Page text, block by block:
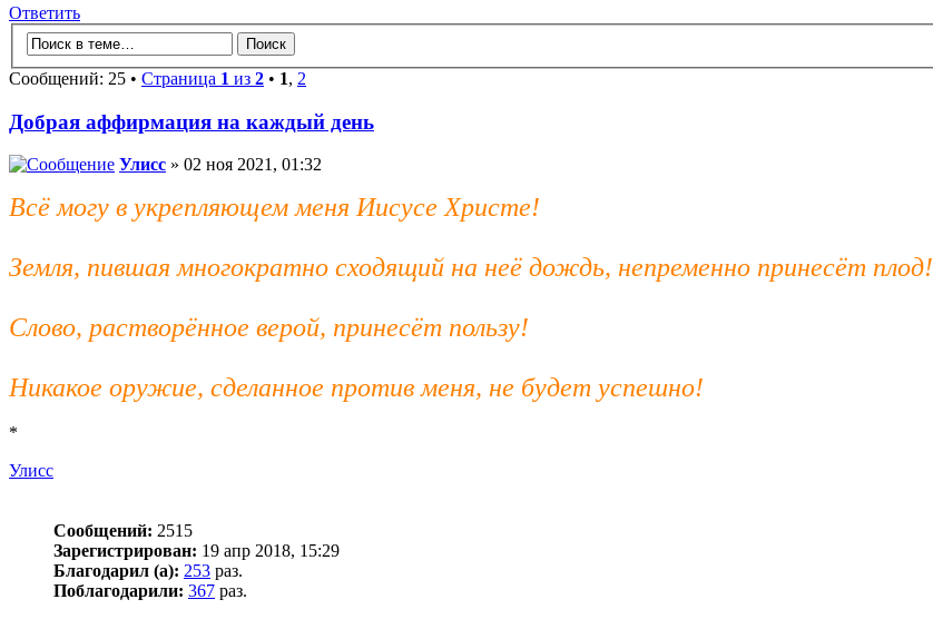
Ответить
Сообщений: 25 • Страница 1 из 2 • 1, 2
Добрая аффирмация на каждый день
Улисс » 02 ноя 2021, 01:32
Всё могу в укрепляющем меня Иисусе Христе!
Земля, пившая многократно сходящий на неё дождь, непременно принесёт плод!
Слово, растворённое верой, принесёт пользу!
Никакое оружие, сделанное против меня, не будет успешно!
*
Улисс
Сообщений: 2515
Зарегистрирован: 19 апр 2018, 15:29
Благодарил (а): 253 раз.
Поблагодарили: 367 раз.